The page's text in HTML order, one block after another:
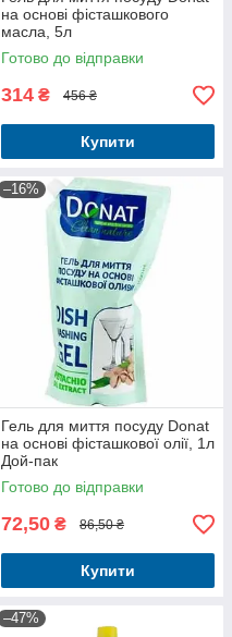
на основі фісташкового
масла, 5л
Готово до відправки
314 ₴ 456 ₴
Купити
–16%
Гель для миття посуду Donat
на основі фісташкової олії, 1л
Дой-пак
Готово до відправки
72,50 ₴ 86,50 ₴
Купити
–47%